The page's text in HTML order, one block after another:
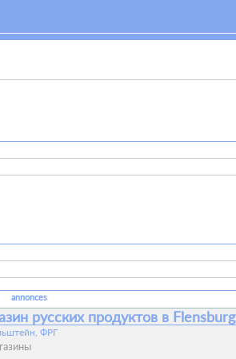
annonces
русских продуктов в Flensburg
ФРГ